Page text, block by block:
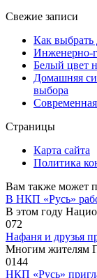
Свежие записи
Как
Инженерно-
Белый цвет
Домашняя
выбора
Страницы
Карта сайта
Политика
Вам также может
В НКП «Русь»
В этом году
072
Нафаня и друзья
Многим жителям
0144
НКП «Русь»